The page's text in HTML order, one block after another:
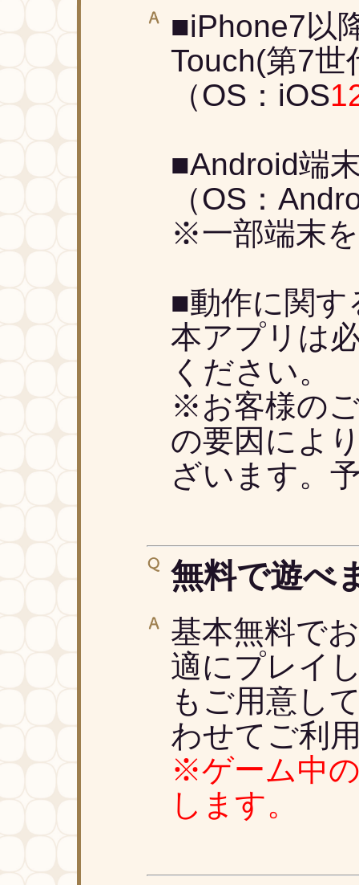
■iPhone7以
Touch(第7世
（OS：iOS
■Android端
（OS：
※一部端末
■動作に関す
本アプリは
ください。
※お客様の
の要因によ
ざいます。
無料で遊べ
基本無料で
適にプレイ
もご用意し
わせてご利
※ゲーム中
します。